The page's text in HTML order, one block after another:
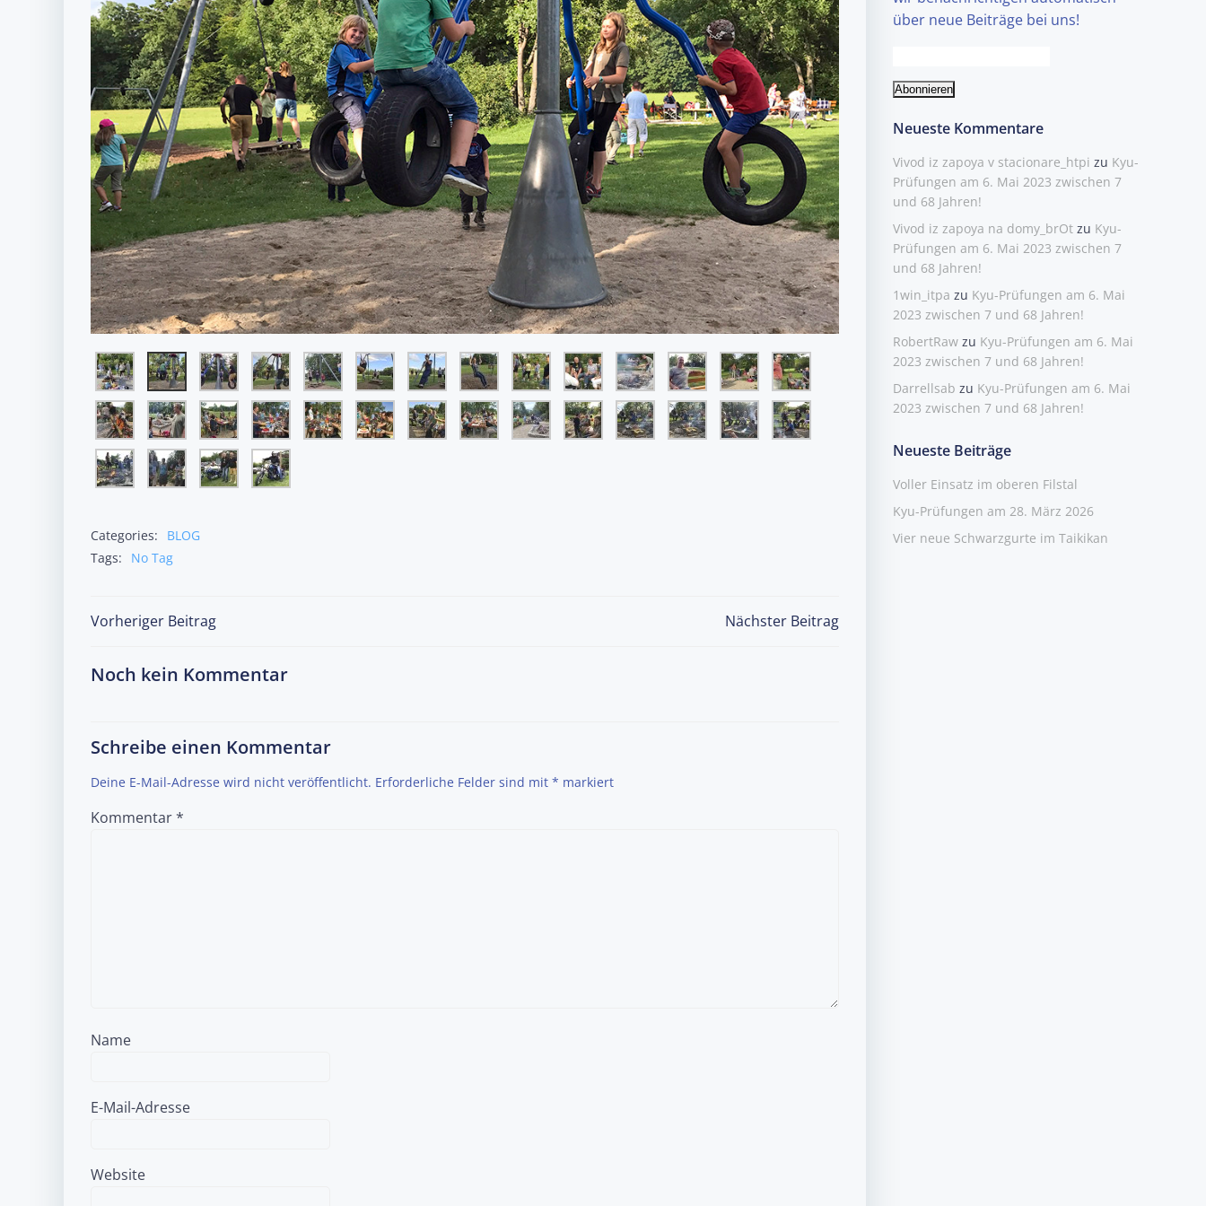
Categories:
BLOG
Tags:
No Tag
Post
navigation
Vorheriger Beitrag Nächster Beitrag
Noch kein Kommentar
Schreibe einen Kommentar
Deine E-Mail-Adresse wird nicht veröffentlicht. Erforderliche Felder sind mit * markiert
Kommentar*
Name
E-Mail-Adresse
Website
über neue Beiträge bei uns!
Neueste Kommentare
Vivod iz zapoya v stacionare_htpi zu Kyu-
Prüfungen am 6. Mai 2023 zwischen 7
und 68 Jahren!
Vivod iz zapoya na domy_brOt zu Kyu-
Prüfungen am 6. Mai 2023 zwischen 7
und 68 Jahren!
1win_itpa zu Kyu-Prüfungen am 6. Mai
2023 zwischen 7 und 68 Jahren!
RobertRaw zu Kyu-Prüfungen am 6. Mai
2023 zwischen 7 und 68 Jahren!
Darrellsab zu Kyu-Prüfungen am 6. Mai
2023 zwischen 7 und 68 Jahren!
Neueste Beiträge
Voller Einsatz im oberen Filstal
Kyu-Prüfungen am 28. März 2026
Vier neue Schwarzgurte im Taikikan